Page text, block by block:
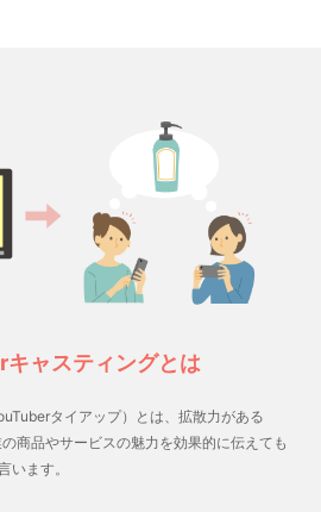
ャスティングとは
タイアップ）とは、拡散力がある
商品やサービスの魅力を効果的に伝えても
います。